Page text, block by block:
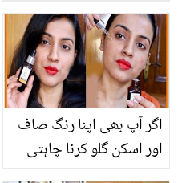
سے واقف ہیں؟ جانیئے اس
کہ حیرت انگیز فوائد اور
طریقہ استعمال
اگر آپ بھی اپنا رنگ صاف
اور اسکن گلو کرنا چاہتی